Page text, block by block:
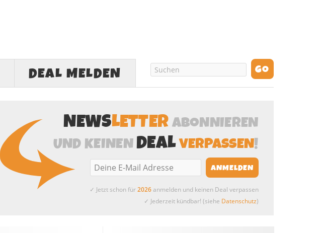
DEAL MELDEN
NEWSLETTERABONNIEREN
UND KEINENDEALVERPASSEN!
✓ Jetzt schon für2026anmelden und keinen Deal verpassen
✓ Jederzeit kündbar! (siehe Datenschutz)